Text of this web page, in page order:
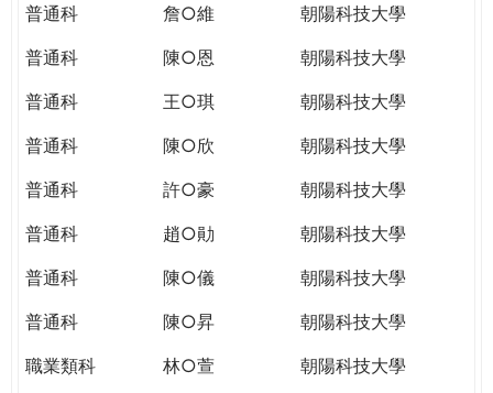
WAGOR
TODAY
THE
WORLD
PUTTING
YOU
THE
GLOBAL
CITIZENSHIP
普通科
詹○維
朝陽科技大學
普通科
陳○恩
朝陽科技大學
普通科
王○琪
朝陽科技大學
普通科
陳○欣
朝陽科技大學
普通科
許○豪
朝陽科技大學
普通科
趙○勛
朝陽科技大學
普通科
陳○儀
朝陽科技大學
普通科
陳○昇
朝陽科技大學
職業類科
林○萱
朝陽科技大學